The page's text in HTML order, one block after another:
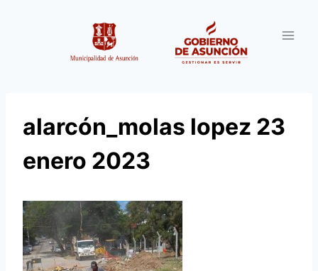
alarcón_molas lopez 23
enero 2023